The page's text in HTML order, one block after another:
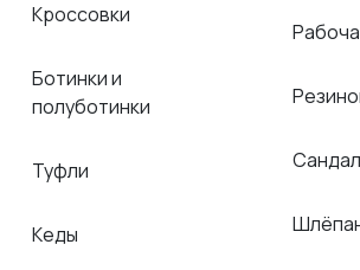
Кроссовки
Ботинки и
полуботинки
Туфли
Кеды